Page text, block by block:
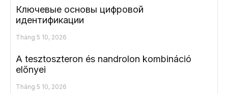
Ключевые основы цифровой
идентификации
Tháng 5 10, 2026
A tesztoszteron és nandrolon kombináció
előnyei
Tháng 5 10, 2026